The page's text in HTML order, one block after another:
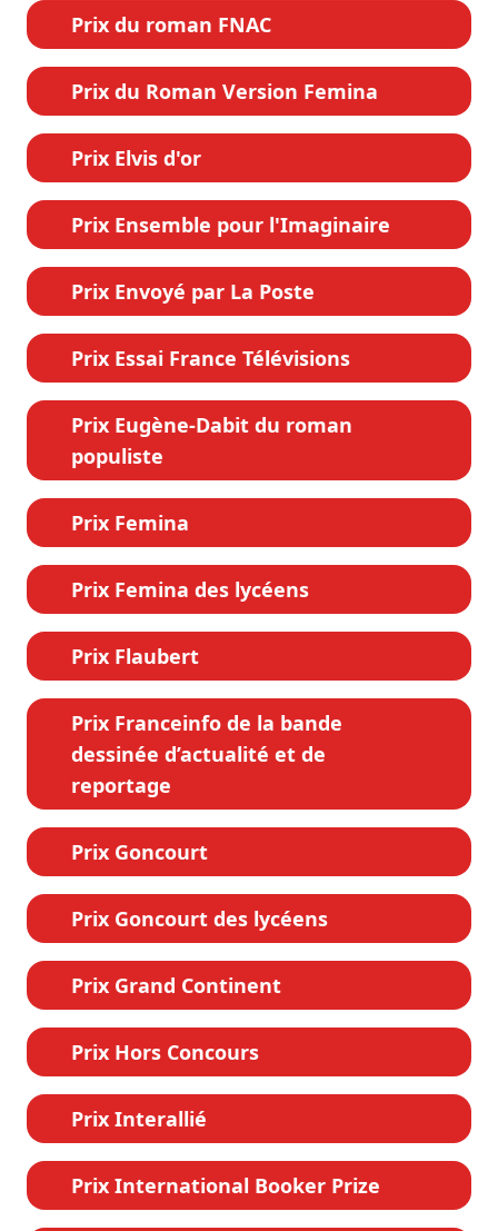
Prix du roman FNAC
Prix du Roman Version Femina
Prix Elvis d'or
Prix Ensemble pour l'Imaginaire
Prix Envoyé par La Poste
Prix Essai France Télévisions
Prix Eugène-Dabit du roman
populiste
Prix Femina
Prix Femina des lycéens
Prix Flaubert
Prix Franceinfo de la bande
dessinée d’actualité et de
reportage
Prix Goncourt
Prix Goncourt des lycéens
Prix Grand Continent
Prix Hors Concours
Prix Interallié
Prix International Booker Prize